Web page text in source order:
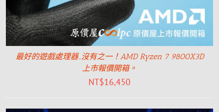
最好的遊戲處理器…沒有之一！AMD Ryzen 7 9800X3D
上市報價開箱。
NT$16,450